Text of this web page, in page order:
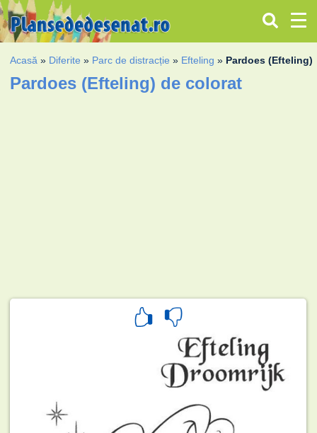
Acasă » Diferite » Parc de distracție » Efteling » Pardoes (Efteling)
Pardoes (Efteling) de colorat